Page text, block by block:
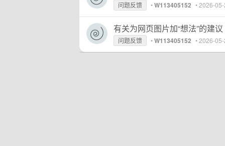
问题反馈 •W113405152 •2026-
有关为网页图片加“想法”的建议
问题反馈 •W113405152 •2026-